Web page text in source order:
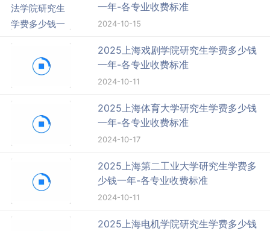
一年-各专业收费标准
2024-10-15
2025上海戏剧学院研究生学费多少钱
一年-各专业收费标准
2024-10-11
2025上海体育大学研究生学费多少钱
一年-各专业收费标准
2024-10-17
2025上海第二工业大学研究生学费多
少钱一年-各专业收费标准
2024-10-11
2025上海电机学院研究生学费多少钱